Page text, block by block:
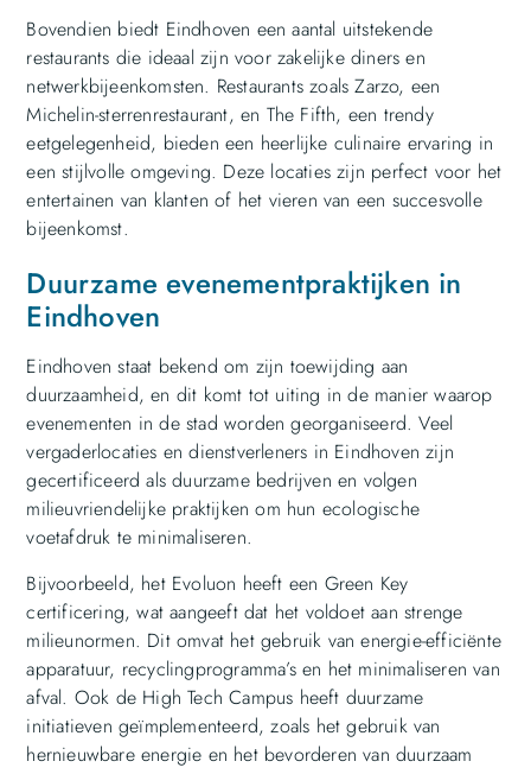
Bovendien biedt Eindhoven een aantal uitstekende
restaurants die ideaal zijn voor zakelijke diners en
netwerkbijeenkomsten. Restaurants zoals Zarzo, een
Michelin-sterrenrestaurant, en The Fifth, een trendy
eetgelegenheid, bieden een heerlijke culinaire ervaring in
een stijlvolle omgeving. Deze locaties zijn perfect voor het
entertainen van klanten of het vieren van een succesvolle
bijeenkomst.
Duurzame evenementpraktijken in
Eindhoven
Eindhoven staat bekend om zijn toewijding aan
duurzaamheid, en dit komt tot uiting in de manier waarop
evenementen in de stad worden georganiseerd. Veel
vergaderlocaties en dienstverleners in Eindhoven zijn
gecertificeerd als duurzame bedrijven en volgen
milieuvriendelijke praktijken om hun ecologische
voetafdruk te minimaliseren.
Bijvoorbeeld, het Evoluon heeft een Green Key
certificering, wat aangeeft dat het voldoet aan strenge
milieunormen. Dit omvat het gebruik van energie-efficiënte
apparatuur, recyclingprogramma’s en het minimaliseren van
afval. Ook de High Tech Campus heeft duurzame
initiatieven geïmplementeerd, zoals het gebruik van
hernieuwbare energie en het bevorderen van duurzaam